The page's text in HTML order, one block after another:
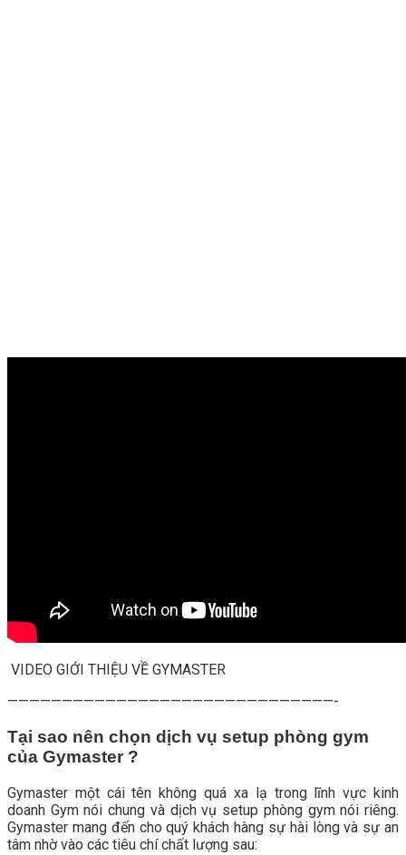
VIDEO GIỚI THIỆU VỀ GYMASTER
——————————————————————————————-
Tại sao nên chọn dịch vụ setup phòng gym
của Gymaster ?
Gymaster một cái tên không quá xa lạ trong lĩnh vực kinh
doanh Gym nói chung và dịch vụ setup phòng gym nói riêng.
Gymaster mang đến cho quý khách hàng sự hài lòng và sự an
tâm nhờ vào các tiêu chí chất lượng sau: